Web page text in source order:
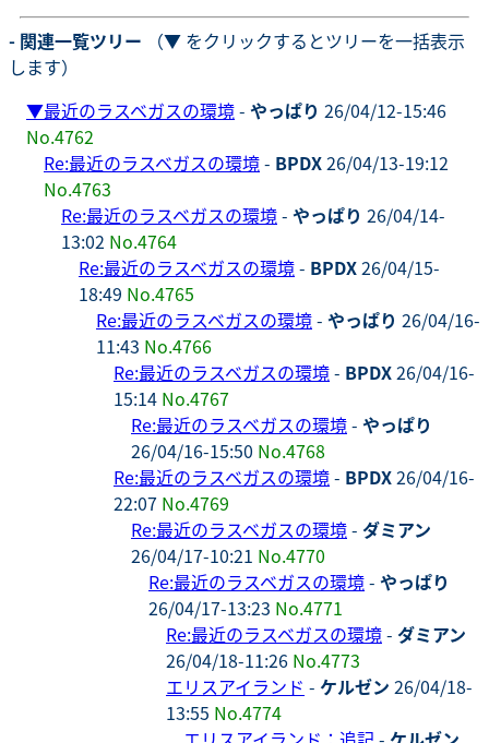
- 関連一覧ツリー （▼ をクリックするとツリーを一括表示
します）
▼最近のラスベガスの環境- やっぱり 26/04/12-15:46
No.4762
Re:最近のラスベガスの環境- BPDX26/04/13-19:12
No.4763
Re:最近のラスベガスの環境- やっぱり 26/04/14-
13:02 No.4764
Re:最近のラスベガスの環境- BPDX26/04/15-
18:49 No.4765
Re:最近のラスベガスの環境- やっぱり 26/04/16-
11:43 No.4766
Re:最近のラスベガスの環境- BPDX26/04/16-
15:14 No.4767
Re:最近のラスベガスの環境- やっぱり
26/04/16-15:50 No.4768
Re:最近のラスベガスの環境- BPDX26/04/16-
22:07 No.4769
Re:最近のラスベガスの環境- ダミアン
26/04/17-10:21 No.4770
Re:最近のラスベガスの環境- やっぱり
26/04/17-13:23 No.4771
Re:最近のラスベガスの環境- ダミアン
26/04/18-11:26 No.4773
エリスアイランド - ケルゼン 26/04/18-
13:55 No.4774